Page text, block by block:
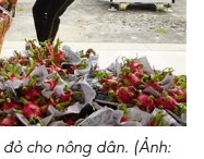
cho nông dân. (Ảnh: